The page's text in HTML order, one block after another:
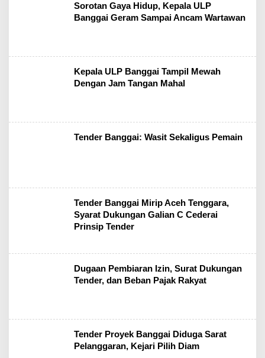
Sorotan Gaya Hidup, Kepala ULP
Banggai Geram Sampai Ancam Wartawan
Kepala ULP Banggai Tampil Mewah
Dengan Jam Tangan Mahal
Tender Banggai: Wasit Sekaligus Pemain
Tender Banggai Mirip Aceh Tenggara,
Syarat Dukungan Galian C Cederai
Prinsip Tender
Dugaan Pembiaran Izin, Surat Dukungan
Tender, dan Beban Pajak Rakyat
Tender Proyek Banggai Diduga Sarat
Pelanggaran, Kejari Pilih Diam